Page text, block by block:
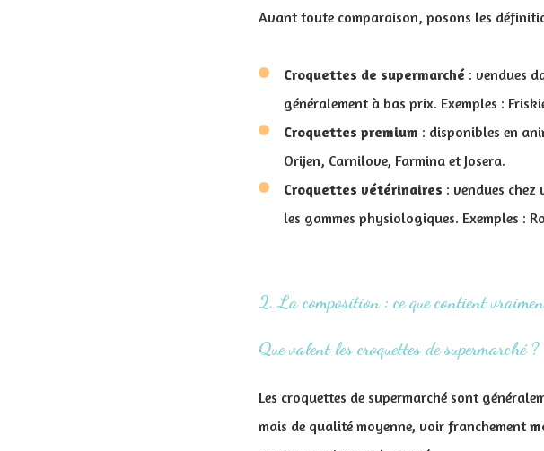
Avant toute comparaison, posons les
Croquettes de supermarché : vendues
généralement à bas prix. Exemples :
Croquettes premium : disponibles en
Orijen, Carnilove, Farmina et Josera.
Croquettes vétérinaires : vendues
les gammes physiologiques. Exemples :
2. La composition : ce que contient
Que valent les croquettes de supermarché ?
Les croquettes de supermarché sont
mais de qualité moyenne, voir franchement